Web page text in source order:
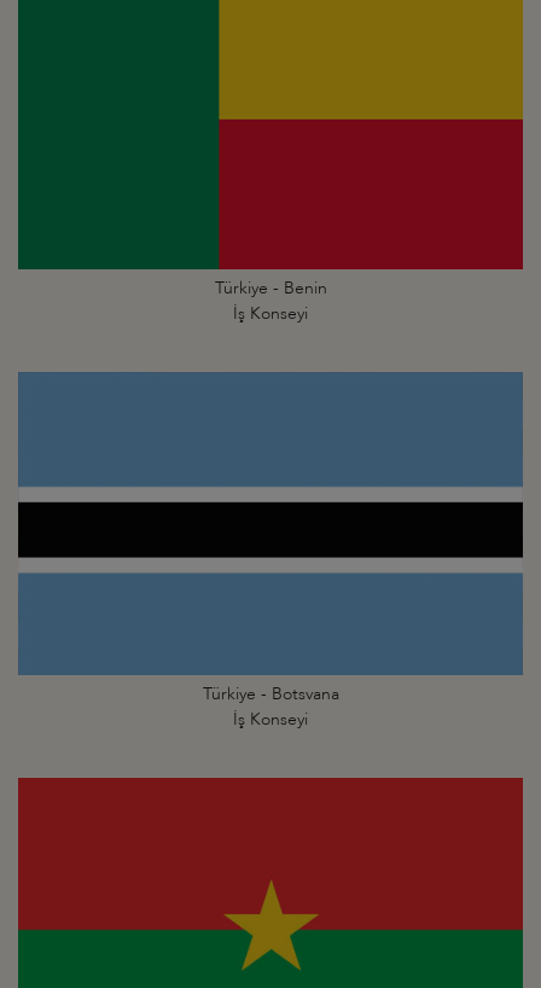
Türkiye - Benin
İş Konseyi
Türkiye - Botsvana
İş Konseyi